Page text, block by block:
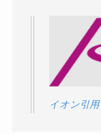
イオン引用